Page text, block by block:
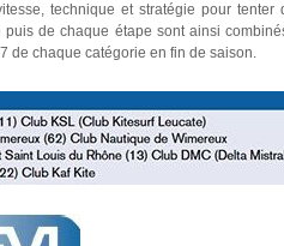
technique et stratégie pour tenter
de chaque étape sont ainsi
de chaque catégorie en fin de saison.